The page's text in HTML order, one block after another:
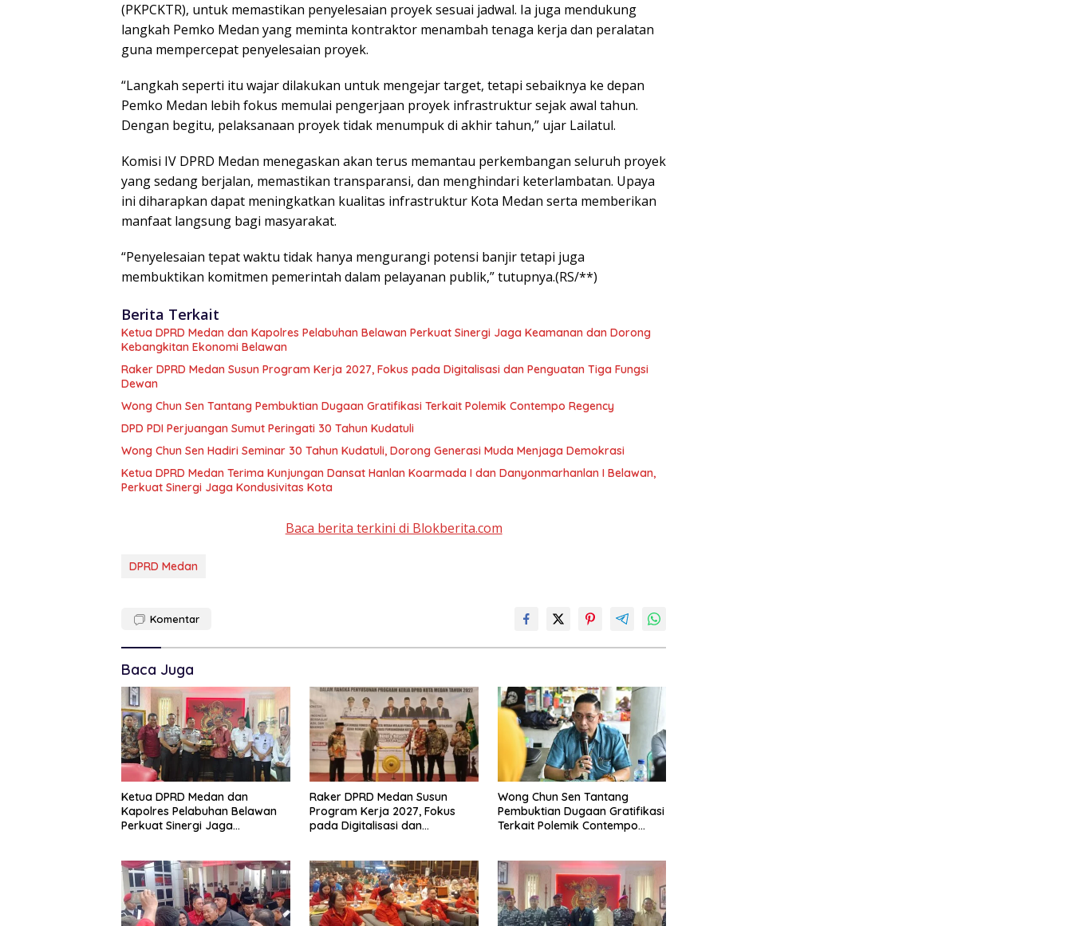
(PKPCKTR), untuk memastikan penyelesaian proyek sesuai jadwal. Ia juga mendukung
langkah Pemko Medan yang meminta kontraktor menambah tenaga kerja dan peralatan
guna mempercepat penyelesaian proyek.
“Langkah seperti itu wajar dilakukan untuk mengejar target, tetapi sebaiknya ke depan
Pemko Medan lebih fokus memulai pengerjaan proyek infrastruktur sejak awal tahun.
Dengan begitu, pelaksanaan proyek tidak menumpuk di akhir tahun,” ujar Lailatul.
Komisi IV DPRD Medan menegaskan akan terus memantau perkembangan seluruh proyek
yang sedang berjalan, memastikan transparansi, dan menghindari keterlambatan. Upaya
ini diharapkan dapat meningkatkan kualitas infrastruktur Kota Medan serta memberikan
manfaat langsung bagi masyarakat.
“Penyelesaian tepat waktu tidak hanya mengurangi potensi banjir tetapi juga
membuktikan komitmen pemerintah dalam pelayanan publik,” tutupnya.(RS/**)
Berita Terkait
Ketua DPRD Medan dan Kapolres Pelabuhan Belawan Perkuat Sinergi Jaga Keamanan dan Dorong
Kebangkitan Ekonomi Belawan
Raker DPRD Medan Susun Program Kerja 2027, Fokus pada Digitalisasi dan Penguatan Tiga Fungsi
Dewan
Wong Chun Sen Tantang Pembuktian Dugaan Gratifikasi Terkait Polemik Contempo Regency
DPD PDI Perjuangan Sumut Peringati 30 Tahun Kudatuli
Wong Chun Sen Hadiri Seminar 30 Tahun Kudatuli, Dorong Generasi Muda Menjaga Demokrasi
Ketua DPRD Medan Terima Kunjungan Dansat Hanlan Koarmada I dan Danyonmarhanlan I Belawan,
Perkuat Sinergi Jaga Kondusivitas Kota
Baca berita terkini di Blokberita.com
DPRD Medan
Komentar
Baca Juga
Ketua DPRD Medan dan
Kapolres Pelabuhan Belawan
Perkuat Sinergi Jaga
Raker DPRD Medan Susun
Program Kerja 2027, Fokus
pada Digitalisasi dan
Wong Chun Sen Tantang
Pembuktian Dugaan Gratifikasi
Terkait Polemik Contempo